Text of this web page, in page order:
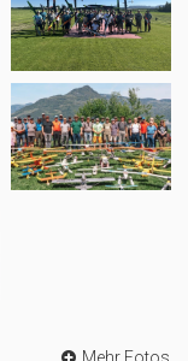
Mehr Fotos